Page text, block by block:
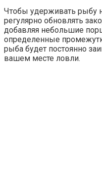
Чтобы удерживать рыбу
регулярно обновлять
добавляя небольшие
определенные
рыба будет постоянно
вашем месте ловли.